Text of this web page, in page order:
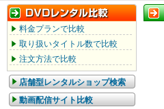
料金プランで比較
取り扱いタイトル数で比較
注文方法で比較
店舗型レンタルショップ検索
動画配信サイト比較